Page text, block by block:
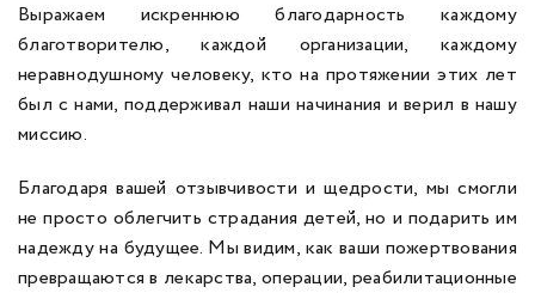
Выражаем искреннюю благодарность каждому
благотворителю, каждой организации, каждому
неравнодушному человеку, кто на протяжении этих лет
был с нами, поддерживал наши начинания и верил в нашу
миссию.
Благодаря вашей отзывчивости и щедрости, мы смогли
не просто облегчить страдания детей, но и подарить им
надежду на будущее. Мы видим, как ваши пожертвования
превращаются в лекарства, операции, реабилитационные